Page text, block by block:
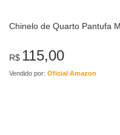
Chinelo de Quarto Pantufa
R$ 115,00
Vendido por: Oficial Amazon